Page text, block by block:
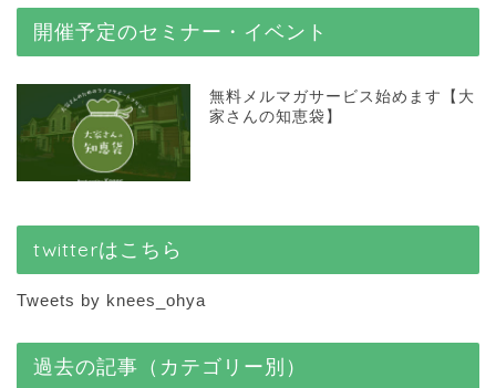
開催予定のセミナー・イベント
無料メルマガサービス始めます【大
家さんの知恵袋】
twitterはこちら
Tweets by knees_ohya
過去の記事（カテゴリー別）